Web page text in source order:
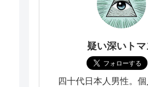
疑い深いトマ
四十代日本人男性。